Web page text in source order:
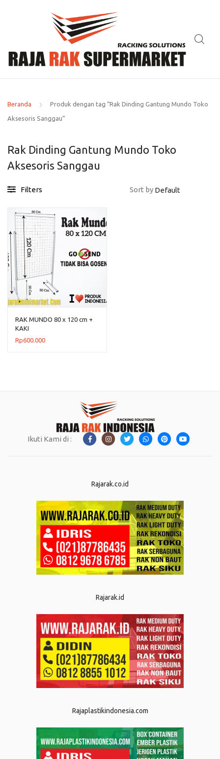
Beranda Produk dengan tag “Rak Dinding Gantung Mundo Toko
Aksesoris Sanggau”
Rak Dinding Gantung Mundo Toko
Aksesoris Sanggau
Filters Sort by
RAK MUNDO 80 x 120 cm +
KAKI
Rp600.000
Ikuti Kami di :
Rajarak.co.id
Rajarak.id
Rajaplastikindonesia.com